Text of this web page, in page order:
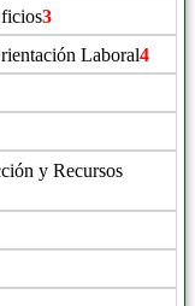
3
Laboral4
y Recursos